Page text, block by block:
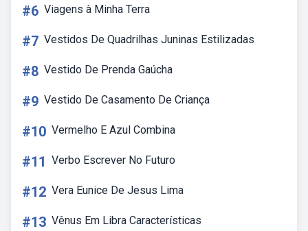
#6 Viagens à Minha Terra
#7 Vestidos De Quadrilhas Juninas Estilizadas
#8 Vestido De Prenda Gaúcha
#9 Vestido De Casamento De Criança
#10 Vermelho E Azul Combina
#11 Verbo Escrever No Futuro
#12 Vera Eunice De Jesus Lima
#13 Vênus Em Libra Características